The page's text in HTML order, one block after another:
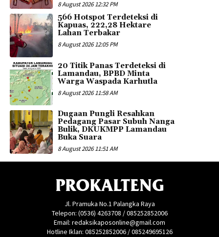
8 August 2026 12:32 PM
566 Hotspot Terdeteksi di
Kapuas, 222,28 Hektare
Lahan Terbakar
8 August 2026 12:05 PM
20 Titik Panas Terdeteksi di
Lamandau, BPBD Minta
Warga Waspada Karhutla
8 August 2026 11:58 AM
Dugaan Pungli Resahkan
Pedagang Pasar Subuh Nanga
Bulik, DKUKMPP Lamandau
Buka Suara
8 August 2026 11:51 AM
PROKALTENG
Jl. Pramuka No.1 Palangka Raya
Telepon: (0536) 4263708 / 085252852006
Email: redaksikaposonline@gmail.com
Hotline Iklan: 085252852006 / 085249695126